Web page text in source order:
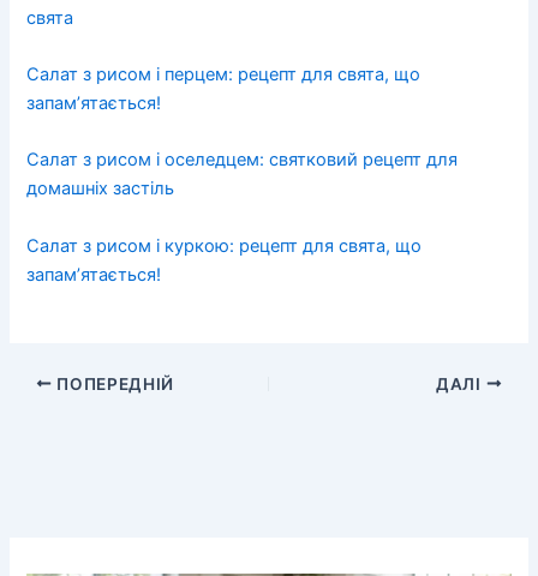
свята
Салат з рисом і перцем: рецепт для свята, що
запам’ятається!
Салат з рисом і оселедцем: святковий рецепт для
домашніх застіль
Салат з рисом і куркою: рецепт для свята, що
запам’ятається!
ПОПЕРЕДНІЙ ДАЛІ